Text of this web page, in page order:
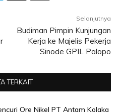
Selanjutnya
Budiman Pimpin Kunjungan
Kerja ke Majelis Pekerja
Sinode GPIL Palopo
TERKAIT
Ore Nikel PT Antam Kolaka